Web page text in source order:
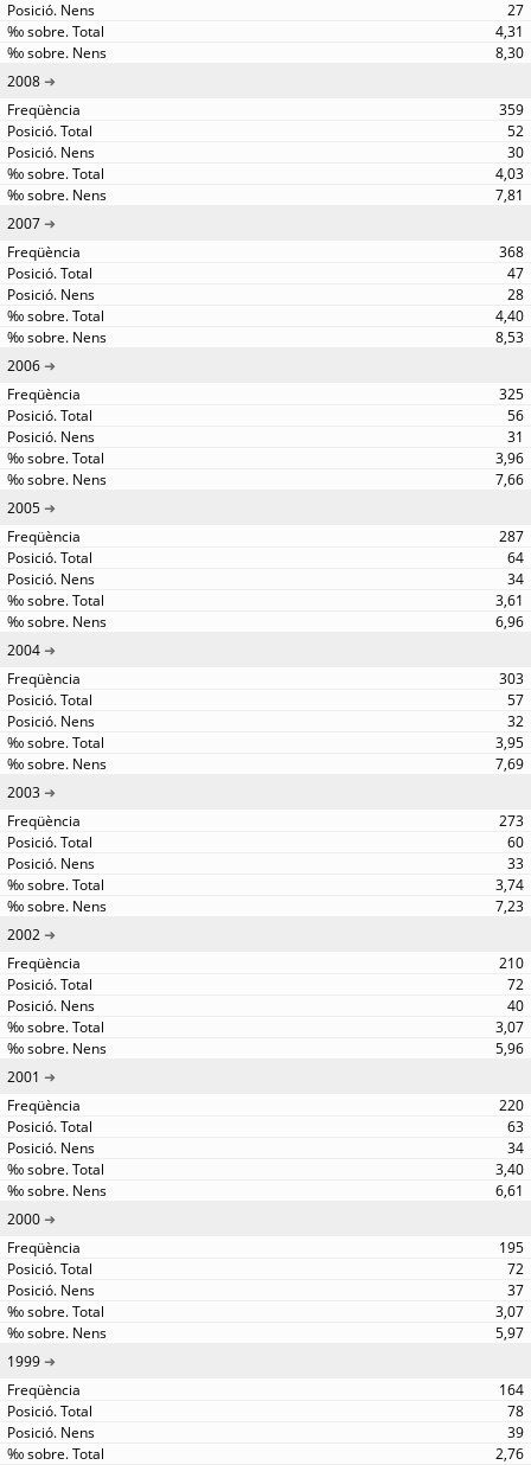
27
4,31
8,30
2008
359
52
30
4,03
7,81
2007
368
47
28
4,40
8,53
2006
325
56
31
3,96
7,66
2005
287
64
34
3,61
6,96
2004
303
57
32
3,95
7,69
2003
273
60
33
3,74
7,23
2002
210
72
40
3,07
5,96
2001
220
63
34
3,40
6,61
2000
195
72
37
3,07
5,97
1999
164
78
39
2,76